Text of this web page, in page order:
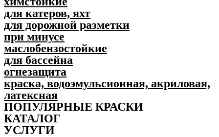
для катеров, яхт
для дорожной разметки
при минусе
маслобензостойкие
для бассейна
огнезащита
краска, водоэмульсионная, акриловая,
латексная
ПОПУЛЯPНЫЕ КРАСКИ
КАТАЛОГ
УСЛУГИ